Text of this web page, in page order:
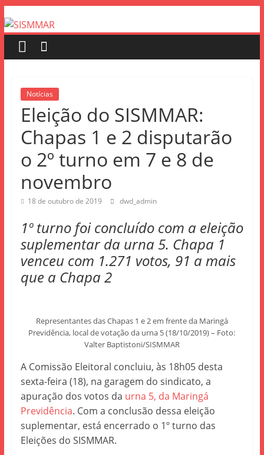
Notícias
Eleição do SISMMAR:
Chapas 1 e 2 disputarão
o 2º turno em 7 e 8 de
novembro
18 de outubro de 2019 dwd_admin
1º turno foi concluído com a eleição
suplementar da urna 5. Chapa 1
venceu com 1.271 votos, 91 a mais
que a Chapa 2
Representantes das Chapas 1 e 2 em frente da Maringá
Previdência, local de votação da urna 5 (18/10/2019) – Foto:
Valter Baptistoni/SISMMAR
A Comissão Eleitoral concluiu, às 18h05 desta
sexta-feira (18), na garagem do sindicato, a
apuração dos votos da urna 5, da Maringá
Previdência. Com a conclusão dessa eleição
suplementar, está encerrado o 1º turno das
Eleições do SISMMAR.